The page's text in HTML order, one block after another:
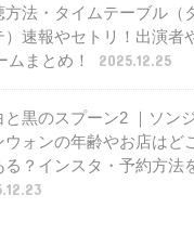
方法・タイムテーブル（
）速報やセトリ！出演者
ムまとめ！
2025.12.25
と黒のスプーン2 ｜ソン
ウォンの年齢やお店はど
る？インスタ・予約方法